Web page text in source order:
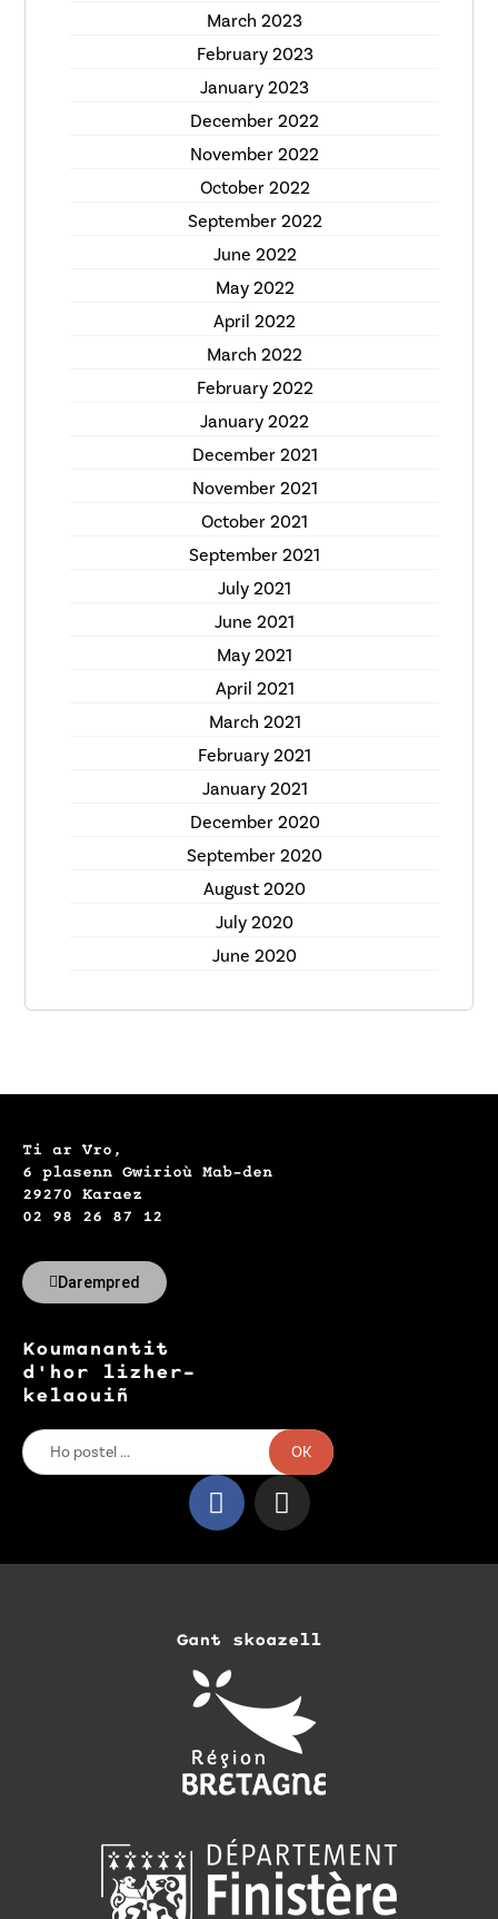
March 2023
February 2023
January 2023
December 2022
November 2022
October 2022
September 2022
June 2022
May 2022
April 2022
March 2022
February 2022
January 2022
December 2021
November 2021
October 2021
September 2021
July 2021
June 2021
May 2021
April 2021
March 2021
February 2021
January 2021
December 2020
September 2020
August 2020
July 2020
June 2020
Ti ar Vro,
6 plasenn Gwirioù Mab-den
29270 Karaez
02 98 26 87 12
Darempred
Koumanantit
d'hor lizher-
kelaouiñ
OK
Gant skoazell